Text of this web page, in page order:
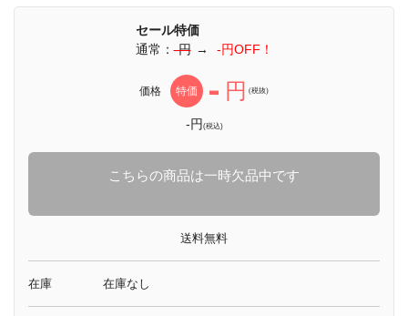
セール特価
通常：-円 → -円OFF！
価格 特価 - 円 (税抜)
-円(税込)
こちらの商品は一時欠品中です
送料無料
在庫 在庫なし